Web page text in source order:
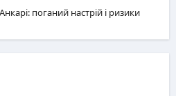
поганий настрій і ризики